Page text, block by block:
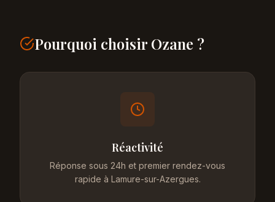
Pourquoi choisir Ozane ?
Réactivité
Réponse sous 24h et premier rendez-vous
rapide à Lamure-sur-Azergues.